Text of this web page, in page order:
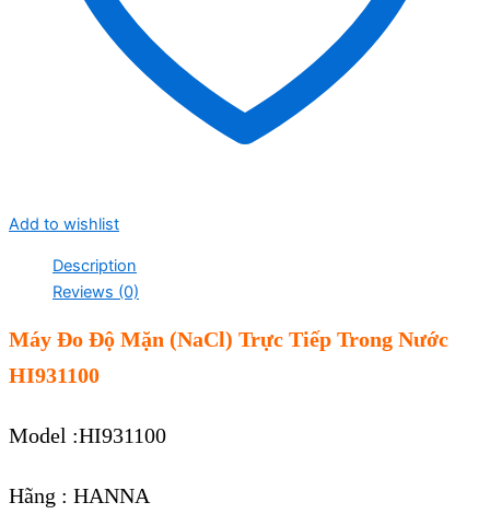
Add to wishlist
Description
Reviews (0)
Máy Đo Độ Mặn (NaCl) Trực Tiếp Trong Nước
HI931100
Model :HI931100
Hãng : HANNA